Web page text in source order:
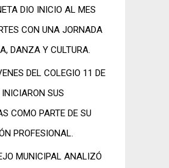
DIO INICIO AL MES
CON UNA JORNADA
DANZA Y CULTURA.
DEL COLEGIO 11 DE
SUS
COMO PARTE DE SU
PROFESIONAL.
MUNICIPAL ANALIZÓ